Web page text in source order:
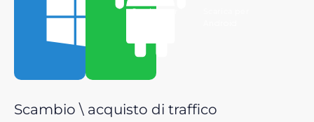
Scarica per
Scambio \ acquisto di traffico